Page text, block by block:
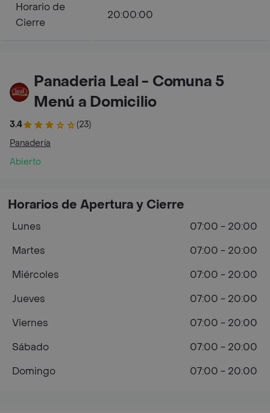
Horario de
Cierre
20:00:00
Panaderia Leal - Comuna 5
Menú a Domicilio
3.4
(23)
Panadería
Abierto
Horarios de Apertura y Cierre
Lunes
07:00 - 20:00
Martes
07:00 - 20:00
Miércoles
07:00 - 20:00
Jueves
07:00 - 20:00
Viernes
07:00 - 20:00
Sábado
07:00 - 20:00
Domingo
07:00 - 20:00